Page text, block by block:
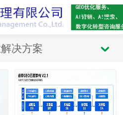
决方案